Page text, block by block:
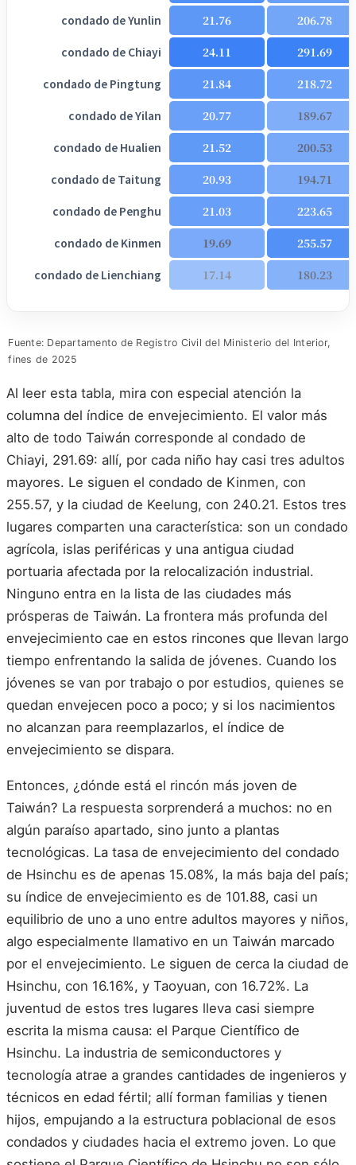
condado de Yunlin
21.76
206.78
condado de Chiayi
24.11
291.69
condado de Pingtung
21.84
218.72
condado de Yilan
20.77
189.67
condado de Hualien
21.52
200.53
condado de Taitung
20.93
194.71
condado de Penghu
21.03
223.65
condado de Kinmen
19.69
255.57
condado de Lienchiang
17.14 180.23
Fuente: Departamento de Registro Civil del Ministerio del Interior,
fines de 2025
Al leer esta tabla, mira con especial atención la
columna del índice de envejecimiento. El valor más
alto de todo Taiwán corresponde al condado de
Chiayi, 291.69: allí, por cada niño hay casi tres adultos
mayores. Le siguen el condado de Kinmen, con
255.57, y la ciudad de Keelung, con 240.21. Estos tres
lugares comparten una característica: son un condado
agrícola, islas periféricas y una antigua ciudad
portuaria afectada por la relocalización industrial.
Ninguno entra en la lista de las ciudades más
prósperas de Taiwán. La frontera más profunda del
envejecimiento cae en estos rincones que llevan largo
tiempo enfrentando la salida de jóvenes. Cuando los
jóvenes se van por trabajo o por estudios, quienes se
quedan envejecen poco a poco; y si los nacimientos
no alcanzan para reemplazarlos, el índice de
envejecimiento se dispara.
Entonces, ¿dónde está el rincón más joven de
Taiwán? La respuesta sorprenderá a muchos: no en
algún paraíso apartado, sino junto a plantas
tecnológicas. La tasa de envejecimiento del condado
de Hsinchu es de apenas 15.08%, la más baja del país;
su índice de envejecimiento es de 101.88, casi un
equilibrio de uno a uno entre adultos mayores y niños,
algo especialmente llamativo en un Taiwán marcado
por el envejecimiento. Le siguen de cerca la ciudad de
Hsinchu, con 16.16%, y Taoyuan, con 16.72%. La
juventud de estos tres lugares lleva casi siempre
escrita la misma causa: el Parque Científico de
Hsinchu. La industria de semiconductores y
tecnología atrae a grandes cantidades de ingenieros y
técnicos en edad fértil; allí forman familias y tienen
hijos, empujando a la estructura poblacional de esos
condados y ciudades hacia el extremo joven. Lo que